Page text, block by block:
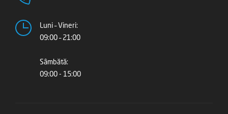
Luni – Vineri:
09:00 – 21:00
Sâmbătă:
09:00 - 15:00